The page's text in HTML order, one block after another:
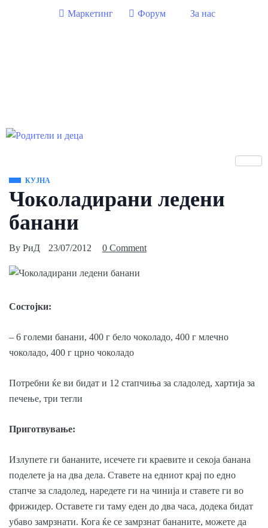
Маркетинг Форум За нас
КУЈНА
Чоколадирани ледени
банани
By РиД 23/07/2012 0 Comment
Состојки:
– 6 големи банани, 400 г бело чоколадо, 400 г млечно
чоколадо, 400 г црно чоколадо
Потребни ќе ви бидат и 12 стапчиња за сладолед, хартија за
печење, три тегли
Приготвување:
Излупете ги бананите, исечете ги краевите и секоја банана
поделете ја на два дела. Ставете на едниот крај по едно
стапче за сладолед, наредете ги на чинија и ставете ги во
фрижидер. Оставете ги таму еден до два часа, додека бидат
убаво замрзнати. Кога ќе се замрзнат бананите, можете да